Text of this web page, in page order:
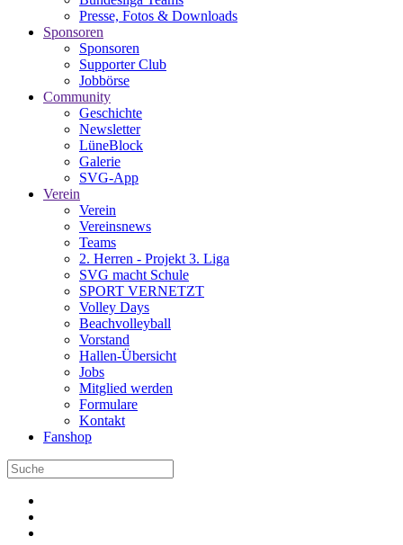
Presse, Fotos & Downloads
Sponsoren
Sponsoren
Supporter Club
Jobbörse
Community
Geschichte
Newsletter
LüneBlock
Galerie
SVG-App
Verein
Verein
Vereinsnews
Teams
2. Herren - Projekt 3. Liga
SVG macht Schule
SPORT VERNETZT
Volley Days
Beachvolleyball
Vorstand
Hallen-Übersicht
Jobs
Mitglied werden
Formulare
Kontakt
Fanshop